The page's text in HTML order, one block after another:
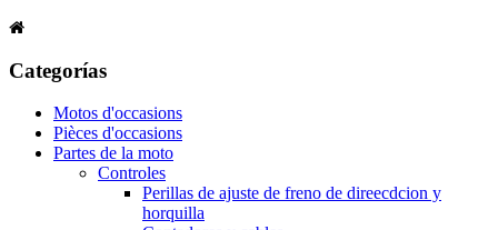
Categorías
Motos d'occasions
Pièces d'occasions
Partes de la moto
Controles
Perillas de ajuste de freno de direecdcion y
horquilla